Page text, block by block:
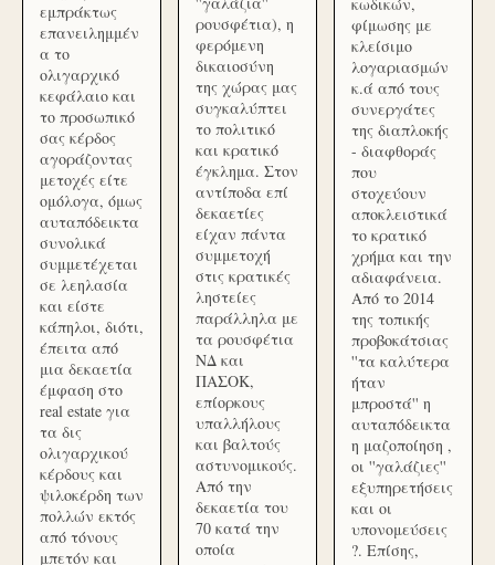
εμπράκτως
επανειλημμέν
α το
ολιγαρχικό
κεφάλαιο και
το προσωπικό
σας κέρδος
αγοράζοντας
μετοχές είτε
ομόλογα, όμως
αυταπόδεικτα
συνολικά
συμμετέχεται
σε λεηλασία
και είστε
κάπηλοι, διότι,
έπειτα από
μια δεκαετία
έμφαση στο
real estate για
τα δις
ολιγαρχικού
κέρδους και
ψιλοκέρδη των
πολλών εκτός
από τόνους
μπετόν και
ρουσφέτια), η
φερόμενη
δικαιοσύνη
της χώρας μας
συγκαλύπτει
το πολιτικό
και κρατικό
έγκλημα. Στον
αντίποδα επί
δεκαετίες
είχαν πάντα
συμμετοχή
στις κρατικές
ληστείες
παράλληλα με
τα ρουσφέτια
ΝΔ και
ΠΑΣΟΚ,
επίορκους
υπαλλήλους
και βαλτούς
αστυνομικούς.
Από την
δεκαετία του
70 κατά την
οποία
φίμωσης με
κλείσιμο
λογαριασμών
κ.ά από τους
συνεργάτες
της διαπλοκής
- διαφθοράς
που
στοχεύουν
αποκλειστικά
το κρατικό
χρήμα και την
αδιαφάνεια.
Από το 2014
της τοπικής
προβοκάτσιας
''τα καλύτερα
ήταν
μπροστά'' η
αυταπόδεικτα
η μαζοποίηση ,
οι ''γαλάζιες''
εξυπηρετήσεις
και οι
υπονομεύσεις
?. Επίσης,